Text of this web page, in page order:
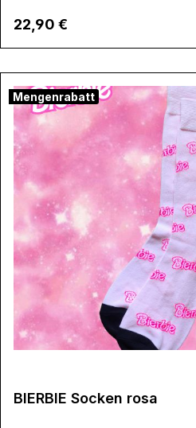
Regulärer Preis:
22,90 €
Mengenrabatt
BIERBIE Socken rosa